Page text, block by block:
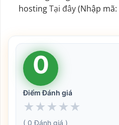
hostingTại đây(Nhập mã:
0
Điểm Đánh giá
★ ★ ★ ★ ★
( 0 Đánh giá )